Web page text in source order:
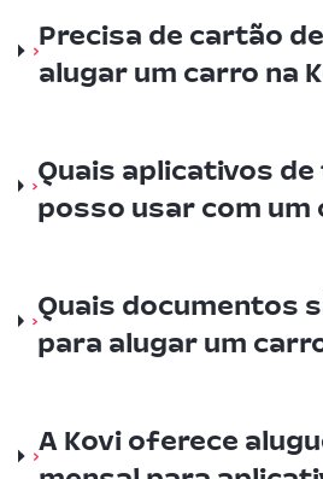
Precisa de cartão
alugar um carro na
Quais aplicativos
posso usar com um
Quais documentos
para alugar um
A Kovi oferece